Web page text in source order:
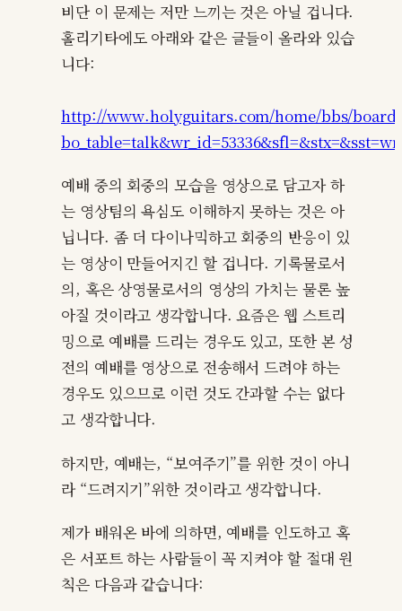
비단 이 문제는 저만 느끼는 것은 아닐 겁니다.
홀리기타에도 아래와 같은 글들이 올라와 있습
니다:
http://www.holyguitars.com/home/bbs/
예배 중의 회중의 모습을 영상으로 담고자 하
는 영상팀의 욕심도 이해하지 못하는 것은 아
닙니다. 좀 더 다이나믹하고 회중의 반응이 있
는 영상이 만들어지긴 할 겁니다. 기록물로서
의, 혹은 상영물로서의 영상의 가치는 물론 높
아질 것이라고 생각합니다. 요즘은 웹 스트리
밍으로 예배를 드리는 경우도 있고, 또한 본 성
전의 예배를 영상으로 전송해서 드려야 하는
경우도 있으므로 이런 것도 간과할 수는 없다
고 생각합니다.
하지만, 예배는, “보여주기”를 위한 것이 아니
라 “드려지기”위한 것이라고 생각합니다.
제가 배워온 바에 의하면, 예배를 인도하고 혹
은 서포트 하는 사람들이 꼭 지켜야 할 절대 원
칙은 다음과 같습니다: